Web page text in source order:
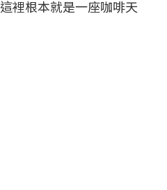
裡根本就是一座咖啡天